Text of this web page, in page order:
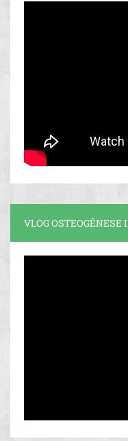
VLOG OSTEOGÊNESE